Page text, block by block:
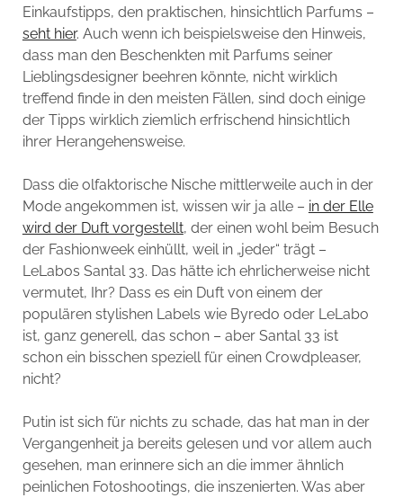
Einkaufstipps, den praktischen, hinsichtlich Parfums –
seht hier. Auch wenn ich beispielsweise den Hinweis,
dass man den Beschenkten mit Parfums seiner
Lieblingsdesigner beehren könnte, nicht wirklich
treffend finde in den meisten Fällen, sind doch einige
der Tipps wirklich ziemlich erfrischend hinsichtlich
ihrer Herangehensweise.
Dass die olfaktorische Nische mittlerweile auch in der
Mode angekommen ist, wissen wir ja alle – in der Elle
wird der Duft vorgestellt, der einen wohl beim Besuch
der Fashionweek einhüllt, weil in „jeder“ trägt –
LeLabos Santal 33. Das hätte ich ehrlicherweise nicht
vermutet, Ihr? Dass es ein Duft von einem der
populären stylishen Labels wie Byredo oder LeLabo
ist, ganz generell, das schon – aber Santal 33 ist
schon ein bisschen speziell für einen Crowdpleaser,
nicht?
Putin ist sich für nichts zu schade, das hat man in der
Vergangenheit ja bereits gelesen und vor allem auch
gesehen, man erinnere sich an die immer ähnlich
peinlichen Fotoshootings, die inszenierten. Was aber